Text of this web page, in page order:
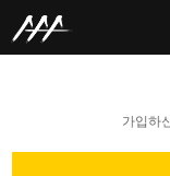
가입하